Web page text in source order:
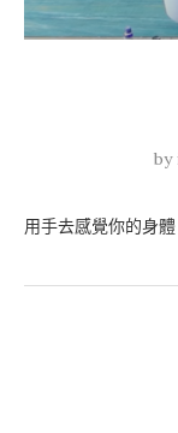
by
用手去感覺你的身